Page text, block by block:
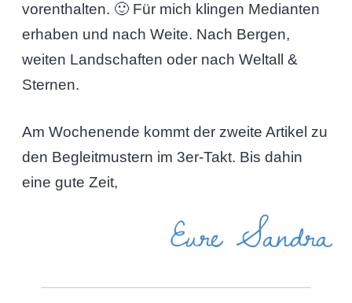
vorenthalten. 🙂 Für mich klingen Medianten
erhaben und nach Weite. Nach Bergen,
weiten Landschaften oder nach Weltall &
Sternen.
Am Wochenende kommt der zweite Artikel zu
den Begleitmustern im 3er-Takt. Bis dahin
eine gute Zeit,
Eure Sandra